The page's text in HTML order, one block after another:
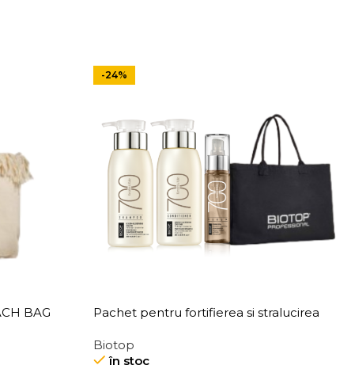
BAG
-24%
Pachet pentru fortifierea si stralucirea
Biotop
în stoc